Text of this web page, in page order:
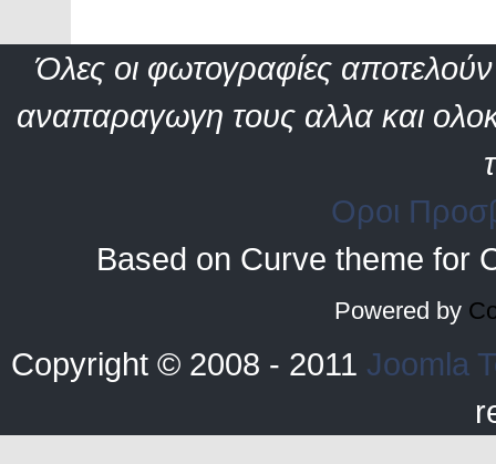
Όλες οι φωτογραφίες αποτελούν
αναπαραγωγη τους αλλα και
Οροι
Based on Curve theme for
Powered by
Copyright © 2008 - 2011 Joomla